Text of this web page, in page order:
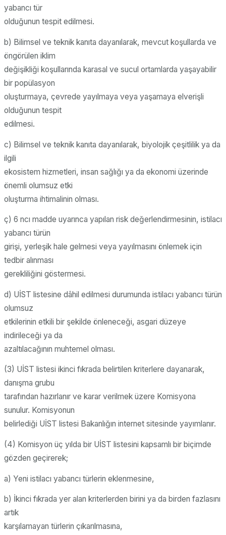
yabancı tür
olduğunun tespit edilmesi.
b) Bilimsel ve teknik kanıta dayanılarak, mevcut koşullarda ve
öngörülen iklim
değişikliği koşullarında karasal ve sucul ortamlarda yaşayabilir
bir popülasyon
oluşturmaya, çevrede yayılmaya veya yaşamaya elverişli
olduğunun tespit
edilmesi.
c) Bilimsel ve teknik kanıta dayanılarak, biyolojik çeşitlilik ya da
ilgili
ekosistem hizmetleri, insan sağlığı ya da ekonomi üzerinde
önemli olumsuz etki
oluşturma ihtimalinin olması.
ç) 6 ncı madde uyarınca yapılan risk değerlendirmesinin, istilacı
yabancı türün
girişi, yerleşik hale gelmesi veya yayılmasını önlemek için
tedbir alınması
gerekliliğini göstermesi.
d) UİST listesine dâhil edilmesi durumunda istilacı yabancı türün
olumsuz
etkilerinin etkili bir şekilde önleneceği, asgari düzeye
indirileceği ya da
azaltılacağının muhtemel olması.
(3) UİST listesi ikinci fıkrada belirtilen kriterlere dayanarak,
danışma grubu
tarafından hazırlanır ve karar verilmek üzere Komisyona
sunulur. Komisyonun
belirlediği UİST listesi Bakanlığın internet sitesinde yayımlanır.
(4) Komisyon üç yılda bir UİST listesini kapsamlı bir biçimde
gözden geçirerek;
a) Yeni istilacı yabancı türlerin eklenmesine,
b) İkinci fıkrada yer alan kriterlerden birini ya da birden fazlasını
artık
karşılamayan türlerin çıkarılmasına,